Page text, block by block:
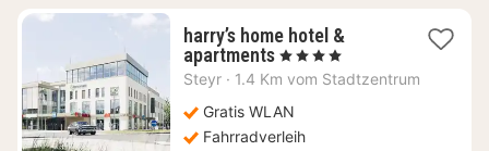
harry’s home hotel &
apartments1
Nacht
79,23
€
, 4 Sterne
Steyr · 1.4 Km vom Stadtzentrum
Gratis WLAN
Fahrradverleih